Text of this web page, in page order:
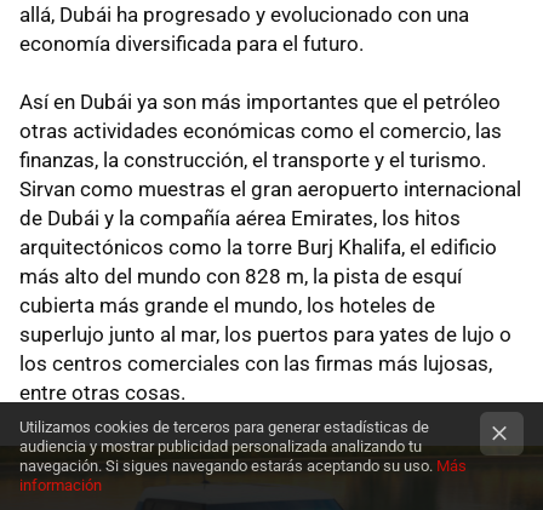
allá, Dubái ha progresado y evolucionado con una
economía diversificada para el futuro.
Así en Dubái ya son más importantes que el petróleo
otras actividades económicas como el comercio, las
finanzas, la construcción, el transporte y el turismo.
Sirvan como muestras el gran aeropuerto internacional
de Dubái y la compañía aérea Emirates, los hitos
arquitectónicos como la torre Burj Khalifa, el edificio
más alto del mundo con 828 m, la pista de esquí
cubierta más grande el mundo, los hoteles de
superlujo junto al mar, los puertos para yates de lujo o
los centros comerciales con las firmas más lujosas,
entre otras cosas.
Utilizamos cookies de terceros para generar estadísticas de
audiencia y mostrar publicidad personalizada analizando tu
navegación. Si sigues navegando estarás aceptando su uso. Más
información